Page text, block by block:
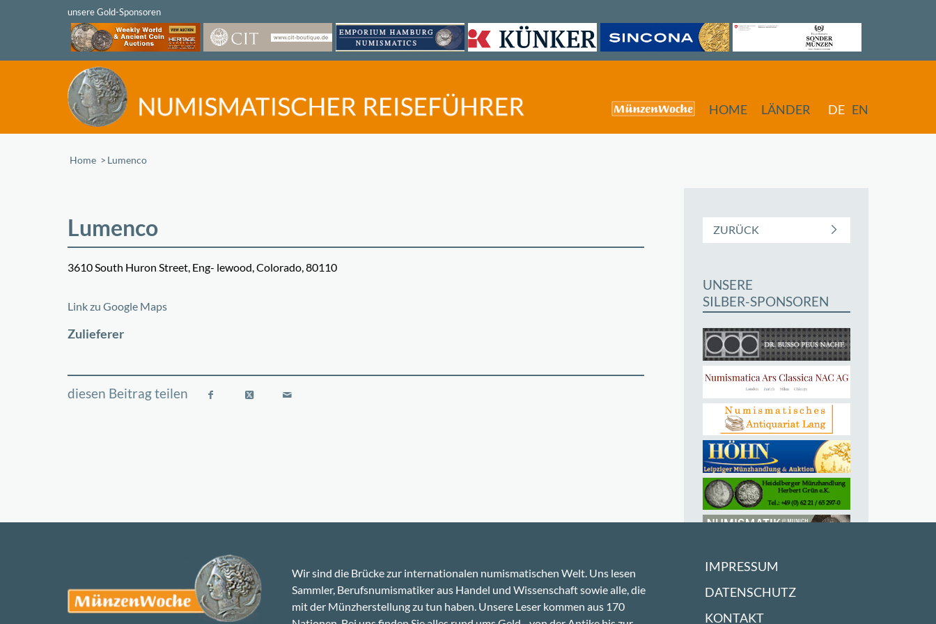
HOME LÄNDER DE EN
Home /Lumenco
Lumenco
3610 South Huron Street, Eng- lewood, Colorado, 80110
+
Link zu Google Maps
Zulieferer
ZURÜCK
UNSERE
SILBER-SPONSOREN
Wir sind die Brücke zur internationalen numismatischen Welt. Uns lesen
Sammler, Berufsnumismatiker aus Handel und Wissenschaft sowie alle, die
mit der Münzherstellung zu tun haben. Unsere Leser kommen aus 170
IMPRESSUM
DATENSCHUTZ
KONTAKT